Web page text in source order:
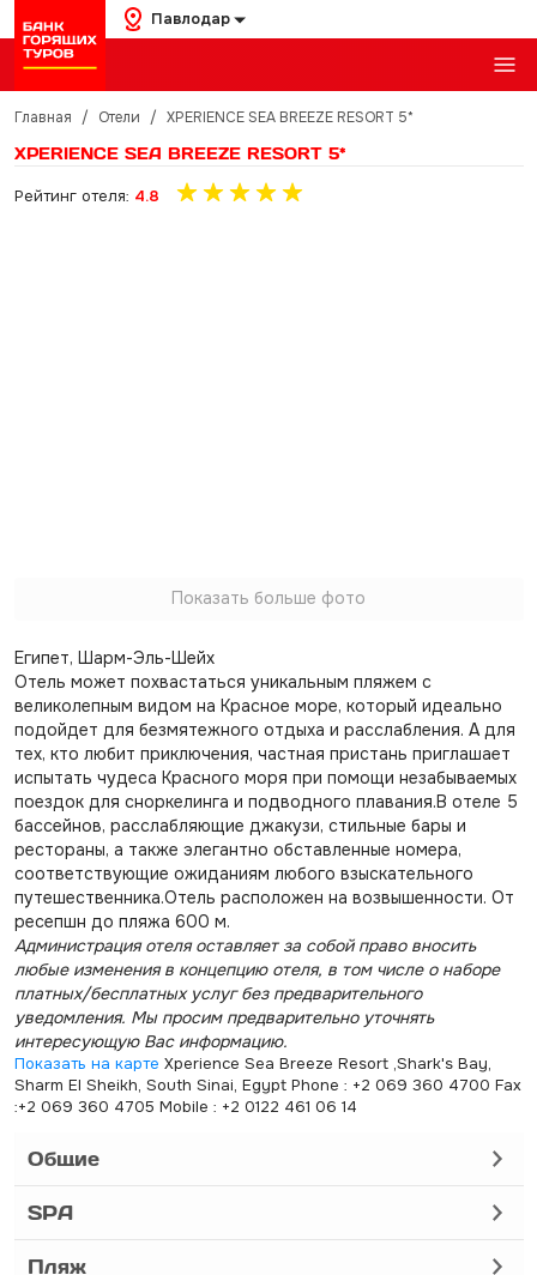
Павлодар
Главная / Отели / XPERIENCE SEA BREEZE RESORT 5*
XPERIENCE SEA BREEZE RESORT 5*
Рейтинг отеля: 4.8
Показать больше фото
Египет, Шарм-Эль-Шейх
Отель может похвастаться уникальным пляжем с
великолепным видом на Красное море, который идеально
подойдет для безмятежного отдыха и расслабления. А для
тех, кто любит приключения, частная пристань приглашает
испытать чудеса Красного моря при помощи незабываемых
поездок для сноркелинга и подводного плавания.В отеле 5
бассейнов, расслабляющие джакузи, стильные бары и
рестораны, а также элегантно обставленные номера,
соответствующие ожиданиям любого взыскательного
путешественника.Отель расположен на возвышенности. От
ресепшн до пляжа 600 м.
Администрация отеля оставляет за собой право вносить
любые изменения в концепцию отеля, в том числе о наборе
платных/бесплатных услуг без предварительного
уведомления. Мы просим предварительно уточнять
интересующую Вас информацию.
Показать на карте Xperience Sea Breeze Resort ,Shark's Bay,
Sharm El Sheikh, South Sinai, Egypt Phone : +2 069 360 4700 Fax
:+2 069 360 4705 Mobile : +2 0122 461 06 14
Общие
SPA
Пляж